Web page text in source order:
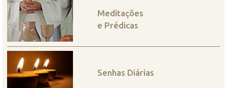
Meditações
e Prédicas
Senhas Diárias